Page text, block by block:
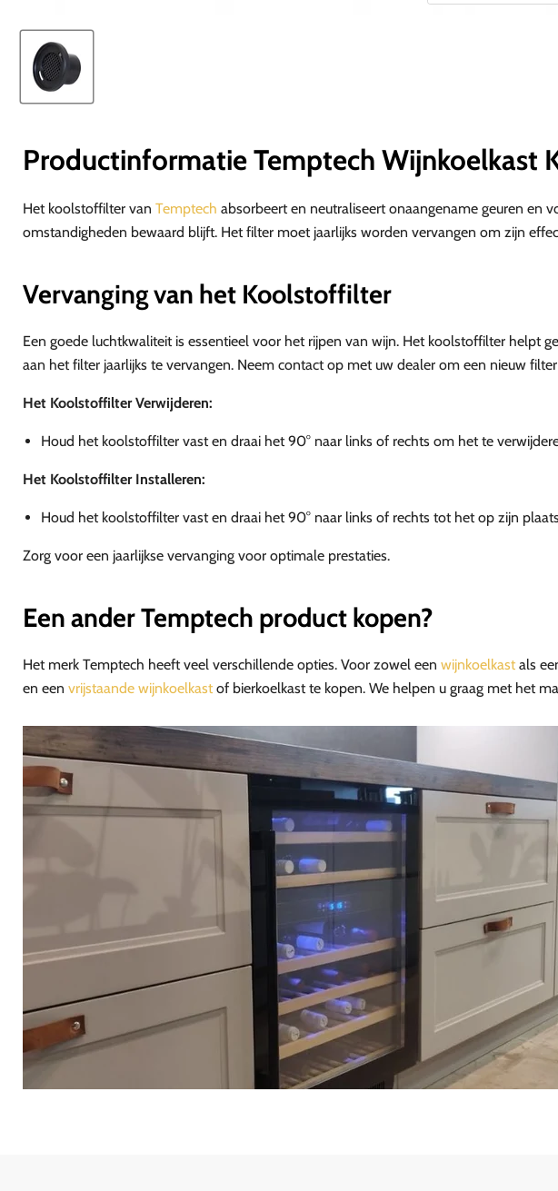
Productinformatie Temptech Wijnkoelkast
Het koolstoffilter van Temptech absorbeert en neutraliseert onaangename geuren
omstandigheden bewaard blijft. Het filter moet jaarlijks worden vervangen om zijn
Vervanging van het Koolstoffilter
Een goede luchtkwaliteit is essentieel voor het rijpen van wijn. Het koolstoffilter helpt
aan het filter jaarlijks te vervangen. Neem contact op met uw dealer om een nieuw
Het Koolstoffilter Verwijderen:
Houd het koolstoffilter vast en draai het 90° naar links of rechts om het te
Het Koolstoffilter Installeren:
Houd het koolstoffilter vast en draai het 90° naar links of rechts tot het op zijn
Zorg voor een jaarlijkse vervanging voor optimale prestaties.
Een anderTemptech product kopen?
Het merk Temptech heeft veel verschillende opties. Voor zowel een wijnkoelkast als
en een vrijstaande wijnkoelkast of bierkoelkast te kopen. We helpen u graag met het